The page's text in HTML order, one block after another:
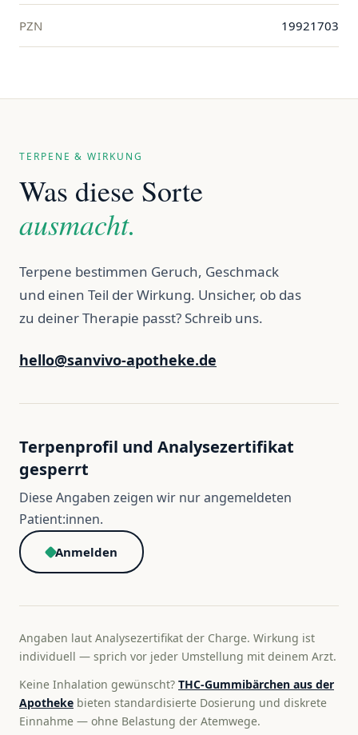
PZN 19921703
TERPENE & WIRKUNG
Was diese Sorte
ausmacht.
Terpene bestimmen Geruch, Geschmack
und einen Teil der Wirkung. Unsicher, ob das
zu deiner Therapie passt? Schreib uns.
hello@sanvivo-apotheke.de
Terpenprofil und Analysezertifikat
gesperrt
Diese Angaben zeigen wir nur angemeldeten
Patient:innen.
Anmelden
Angaben laut Analysezertifikat der Charge. Wirkung ist
individuell — sprich vor jeder Umstellung mit deinem Arzt.
Keine Inhalation gewünscht? THC-Gummibärchen aus der
Apotheke bieten standardisierte Dosierung und diskrete
Einnahme — ohne Belastung der Atemwege.